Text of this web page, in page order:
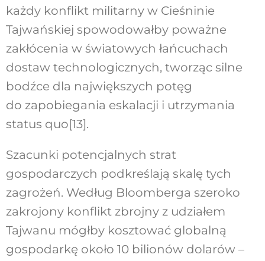
każdy konflikt militarny w Cieśninie
Tajwańskiej spowodowałby poważne
zakłócenia w światowych łańcuchach
dostaw technologicznych, tworząc silne
bodźce dla największych potęg
do zapobiegania eskalacji i utrzymania
status quo[13].
Szacunki potencjalnych strat
gospodarczych podkreślają skalę tych
zagrożeń. Według Bloomberga szeroko
zakrojony konflikt zbrojny z udziałem
Tajwanu mógłby kosztować globalną
gospodarkę około 10 bilionów dolarów –